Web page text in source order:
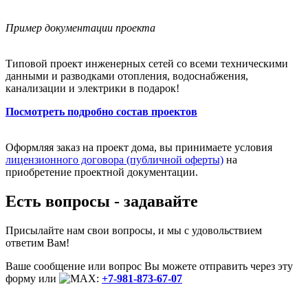
Пример документации проекта
Типовой проект инженерных сетей со всеми техническими
данными и разводками отопления, водоснабжения,
канализации и электрики в подарок!
Посмотреть подробно состав проектов
Оформляя заказ на проект дома, вы принимаете условия
лицензионного договора (публичной оферты) на
приобретение проектной документации.
Есть вопросы - задавайте
Присылайте нам свои вопросы, и мы с удовольствием
ответим Вам!
Ваше сообщение или вопрос Вы можете отправить через эту
форму или
: +7-981-873-67-07